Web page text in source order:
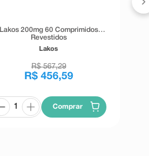
Lakos 200mg 60 Comprimidos
Revestidos
Lakos
R$ 567,29
R$ 456,59
Comprar